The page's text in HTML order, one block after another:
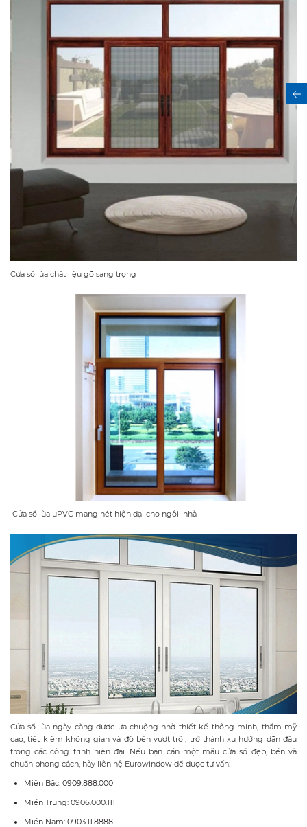
Cửa sổ lùa chất liệu gỗ sang trọng
Cửa sổ lùa uPVC mang nét hiện đại cho ngôi nhà
Cửa sổ lùa ngày càng được ưa chuộng nhờ thiết kế thông minh, thẩm mỹ
cao, tiết kiệm không gian và độ bền vượt trội, trở thành xu hướng dẫn đầu
trong các công trình hiện đại. Nếu bạn cần một mẫu cửa sổ đẹp, bền và
chuẩn phong cách, hãy liên hệ Eurowindow để được tư vấn:
Miền Bắc: 0909.888.000
Miền Trung: 0906.000.111
Miền Nam: 0903.11.8888.